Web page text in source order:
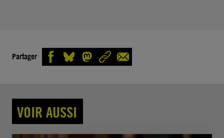
Partager
VOIR AUSSI